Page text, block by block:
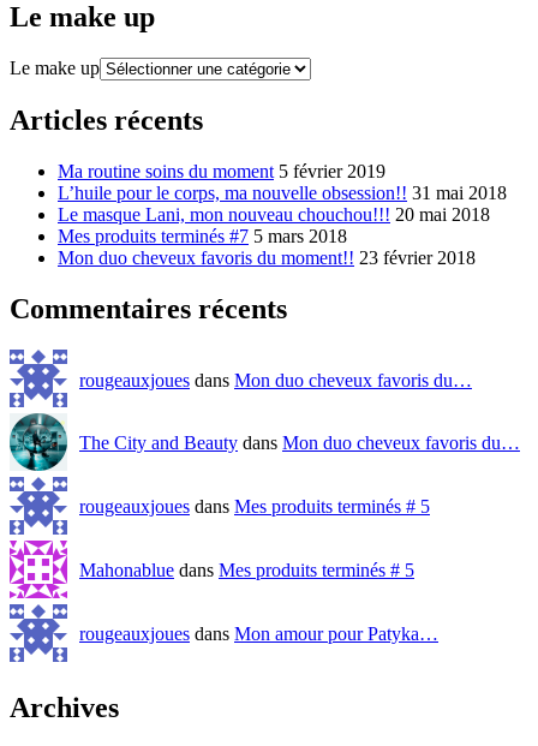
Le make up
Le make up
Articles récents
Ma routine soins du moment 5 février 2019
L’huile pour le corps, ma nouvelle obsession!! 31 mai 2018
Le masque Lani, mon nouveau chouchou!!! 20 mai 2018
Mes produits terminés #7 5 mars 2018
Mon duo cheveux favoris du moment!! 23 février 2018
Commentaires récents
rougeauxjoues dans Mon duo cheveux favoris du…
The City and Beauty dans Mon duo cheveux favoris du…
rougeauxjoues dans Mes produits terminés # 5
Mahonablue dans Mes produits terminés # 5
rougeauxjoues dans Mon amour pour Patyka…
Archives